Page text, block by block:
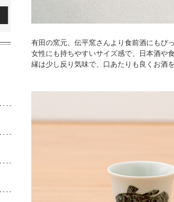
有田の窯元、伝平窯さんより食前酒にもぴ
女性にも持ちやすいサイズ感で、日本酒や
縁は少し反り気味で、口あたりも良くお酒